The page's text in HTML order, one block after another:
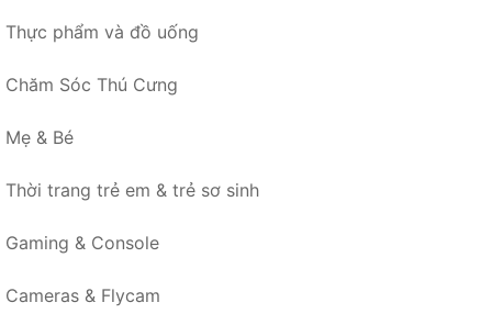
Thực phẩm và đồ uống
Chăm Sóc Thú Cưng
Mẹ & Bé
Thời trang trẻ em & trẻ sơ sinh
Gaming & Console
Cameras & Flycam